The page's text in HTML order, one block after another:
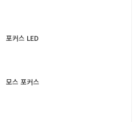
포커스 LED
모스 포커스